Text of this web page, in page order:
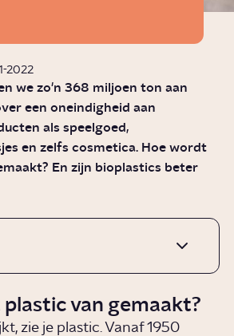
2022
we zo'n 368 miljoen ton aan
een oneindigheid aan
als speelgoed,
en zelfs cosmetica. Hoe wordt
En zijn bioplastics beter
van gemaakt?
zie je plastic. Vanaf 1950